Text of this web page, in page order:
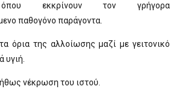
όπου εκκρίνουν τον γρήγορα
παθογόνο παράγοντα.
όρια της αλλοίωσης μαζί με γειτονικό
υγιή.
νέκρωση του ιστού.